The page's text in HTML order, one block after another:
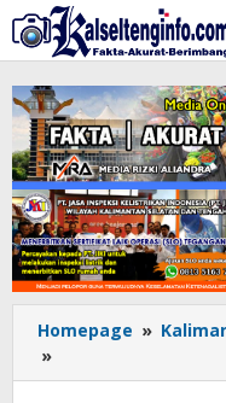
Lewati
ke
konten
Homepage »
»
Pria